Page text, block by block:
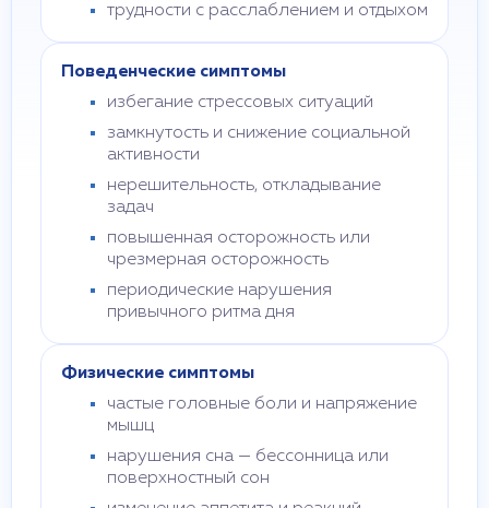
трудности с расслаблением и отдыхом
Поведенческие симптомы
избегание стрессовых ситуаций
замкнутость и снижение социальной
активности
нерешительность, откладывание
задач
повышенная осторожность или
чрезмерная осторожность
периодические нарушения
привычного ритма дня
Физические симптомы
частые головные боли и напряжение
мышц
нарушения сна — бессонница или
поверхностный сон